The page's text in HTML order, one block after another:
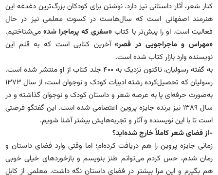
کنار شعر، آثار داستانی نیز دارد. نوشتن برای کودکان بزرگ‌ترین دغدغه این
هنرمند اصفهانی است که سال‌هاست در کسوت معلمی نیز در حال
فعالیت است. او را پیش‌تر با کتاب «سفری که پرماجرا شد»می‌شناختیم.
«مهراس و ماجراجویی در قصر»آخرین کتابی است که به قلم این
نویسنده وارد بازار کتاب شده است.
به گفته رسولیان، تاکنون نزدیک به ۴۰۰ جلد کتاب از او منتشر شده است.
رسولیان که تحصیل‌کرده رشته ادبیات کودک و نوجوان است، از سال ۱۳۷۳
به‌صورت حرفه‌ای پا به عرصه شعر و داستان کودک و نوجوان گذاشته و در
سال ۱۳۸۹ نیز برنده جایزه پروین اعتصامی شده است. این گفتگو فرصتی
است تا با این نویسنده و آثار و تجربه‌هایش بیشتر آشنا شویم.
-از فضای شعر کاملاً خارج شده‌اید؟
زمانی جایزه پروین را هم دریافت کرده‌ام؛ اما وقتی وارد فضای داستان و
رمان شدم، حس کردم می‌توانم طنز بنویسم و بازخوردهای خیلی خوبی
هم بگیرم و این مرا بیشتر در فضای داستان نگه داشت. معلمی از کابل